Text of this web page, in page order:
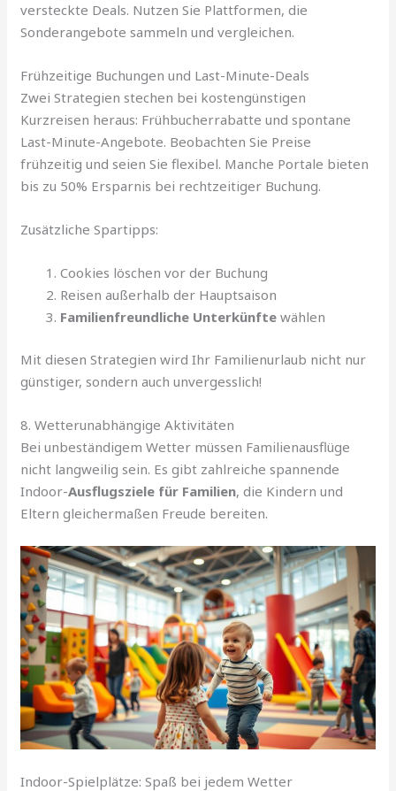
versteckte Deals. Nutzen Sie Plattformen, die
Sonderangebote sammeln und vergleichen.
Frühzeitige Buchungen und Last-Minute-Deals
Zwei Strategien stechen bei kostengünstigen
Kurzreisen heraus: Frühbucherrabatte und spontane
Last-Minute-Angebote. Beobachten Sie Preise
frühzeitig und seien Sie flexibel. Manche Portale bieten
bis zu 50% Ersparnis bei rechtzeitiger Buchung.
Zusätzliche Spartipps:
Cookies löschen vor der Buchung
Reisen außerhalb der Hauptsaison
Familienfreundliche Unterkünfte wählen
Mit diesen Strategien wird Ihr Familienurlaub nicht nur
günstiger, sondern auch unvergesslich!
8. Wetterunabhängige Aktivitäten
Bei unbeständigem Wetter müssen Familienausflüge
nicht langweilig sein. Es gibt zahlreiche spannende
Indoor-Ausflugsziele für Familien, die Kindern und
Eltern gleichermaßen Freude bereiten.
Indoor-Spielplätze: Spaß bei jedem Wetter